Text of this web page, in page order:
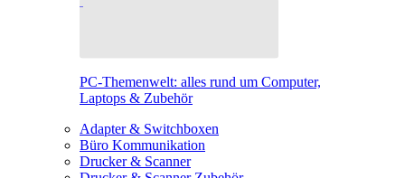
PC-Themenwelt: alles rund um Computer,
Laptops & Zubehör
Adapter & Switchboxen
Büro Kommunikation
Drucker & Scanner